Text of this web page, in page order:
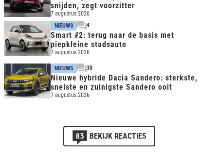
snijden, zegt voorzitter
7 augustus 2026
NIEUWS
4
Smart #2: terug naar de basis met
piepkleine stadsauto
7 augustus 2026
NIEUWS 30
Nieuwe hybride Dacia Sandero: sterkste,
snelste en zuinigste Sandero ooit
7 augustus 2026
83 BEKIJK REACTIES